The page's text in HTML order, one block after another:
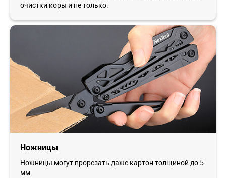
очистки коры и не только.
Ножницы
Ножницы могут прорезать даже картон толщиной до 5
мм.